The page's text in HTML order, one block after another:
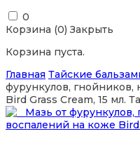
0
Корзина (0) Закрыть
Корзина пуста.
Главная Тайские
фурункулов,
Bird Grass Cream, 15 мл.